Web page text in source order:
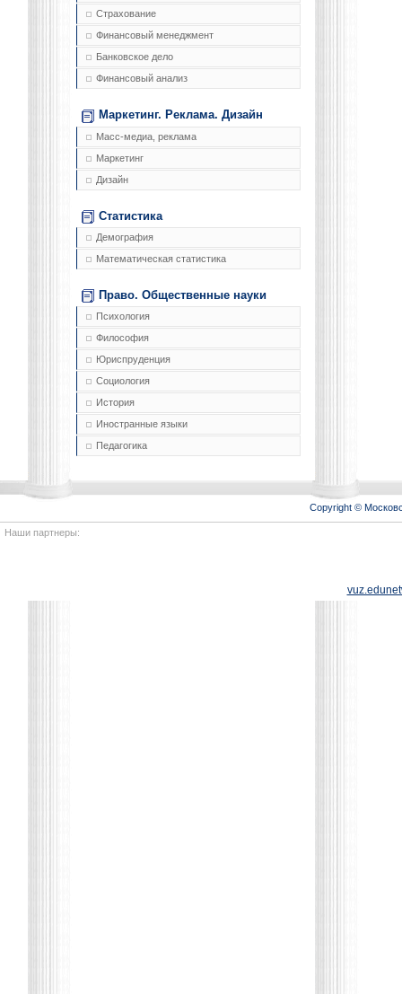
Страхование
Финансовый менеджмент
Банковское дело
Финансовый анализ
Маркетинг. Реклама. Дизайн
Масс-медиа, реклама
Маркетинг
Дизайн
Статистика
Демография
Математическая статистика
Право. Общественные науки
Психология
Философия
Юриспруденция
Социология
История
Иностранные языки
Педагогика
Copyright ©
Наши партнеры: